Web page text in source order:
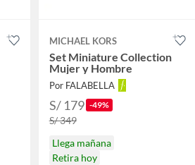
MICHAEL KORS
Set Miniature Collection
Mujer y Hombre
Por FALABELLA
S/ 179 -49%
S/ 349
Llega mañana
Retira hoy